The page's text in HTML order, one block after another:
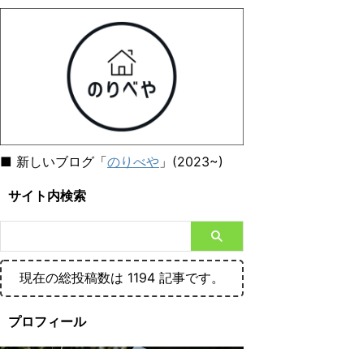
■ 新しいブログ「のりべや 」(2023~)
サイト内検索
現在の総投稿数は 1194 記事です。
プロフィール